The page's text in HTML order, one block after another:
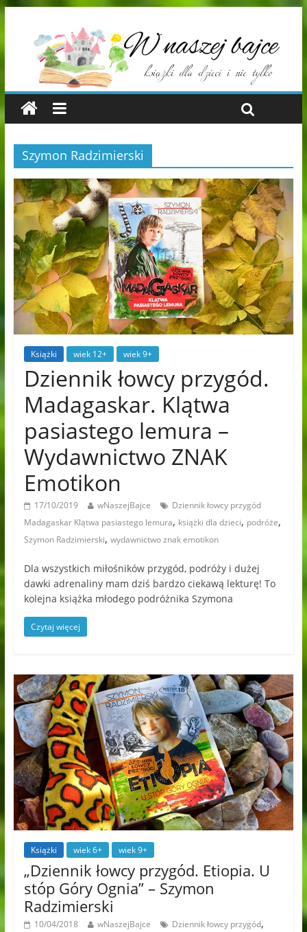
Szymon Radzimierski
Książki wiek 12+ wiek 9+
Dziennik łowcy przygód.
Madagaskar. Klątwa
pasiastego lemura –
Wydawnictwo ZNAK
Emotikon
17/10/2019 wNaszejBajce
Dziennik łowcy przygód
Madagaskar Klątwa pasiastego lemura, książki dla dzieci, podróże,
Szymon Radzimierski, wydawnictwo znak emotikon
Dla wszystkich miłośników przygód, podróży i dużej
dawki adrenaliny mam dziś bardzo ciekawą lekturę! To
kolejna książka młodego podróżnika Szymona
Czytaj więcej
Książki wiek 6+ wiek 9+
„Dziennik łowcy przygód. Etiopia. U
stóp Góry Ognia” – Szymon
Radzimierski
10/04/2018 wNaszejBajce Dziennik łowcy przygód,